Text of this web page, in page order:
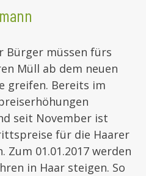
Bürger müssen fürs
Müll ab dem neuen
greifen. Bereits im
seit November ist
für die Haarer
Zum 01.01.2017 werden
in Haar steigen. So